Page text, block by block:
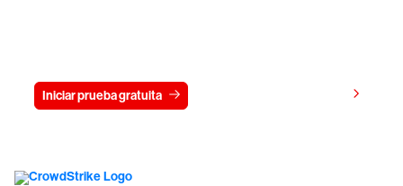
Iniciar prueba gratuita